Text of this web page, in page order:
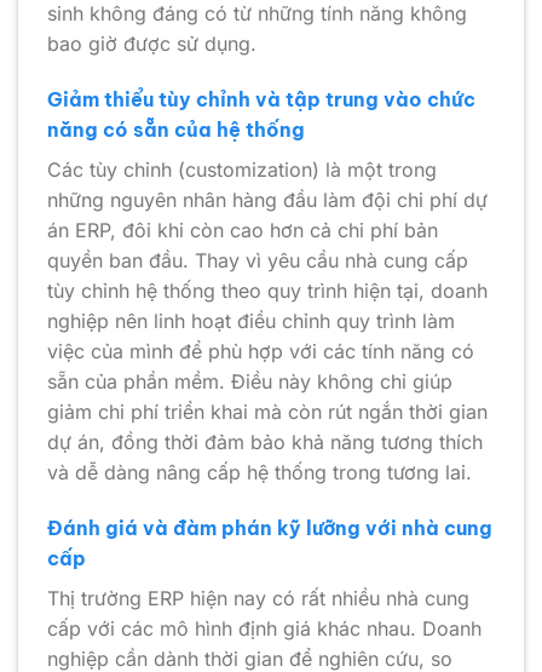
sinh không đáng có từ những tính năng không
bao giờ được sử dụng.
Giảm thiểu tùy chỉnh và tập trung vào chức
năng có sẵn của hệ thống
Các tùy chỉnh (customization) là một trong
những nguyên nhân hàng đầu làm đội chi phí dự
án ERP, đôi khi còn cao hơn cả chi phí bản
quyền ban đầu. Thay vì yêu cầu nhà cung cấp
tùy chỉnh hệ thống theo quy trình hiện tại, doanh
nghiệp nên linh hoạt điều chỉnh quy trình làm
việc của mình để phù hợp với các tính năng có
sẵn của phần mềm. Điều này không chỉ giúp
giảm chi phí triển khai mà còn rút ngắn thời gian
dự án, đồng thời đảm bảo khả năng tương thích
và dễ dàng nâng cấp hệ thống trong tương lai.
Đánh giá và đàm phán kỹ lưỡng với nhà cung
cấp
Thị trường ERP hiện nay có rất nhiều nhà cung
cấp với các mô hình định giá khác nhau. Doanh
nghiệp cần dành thời gian để nghiên cứu, so